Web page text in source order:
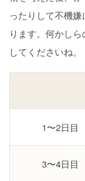
ったりして不機
ります。何かし
してくださいね。
1〜2日目
3〜4日目